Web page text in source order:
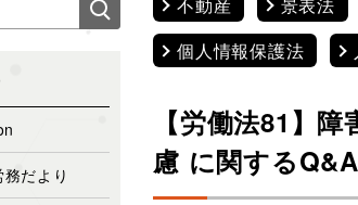
個人情報保護法
【労働法81】
慮 に関する
稿
ナ
ビ
ー
シ
ョ
索
だより